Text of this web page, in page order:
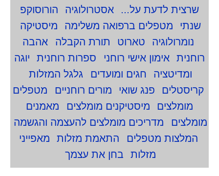
שרצית לדעת על...
אסטרולוגיה
הורוסוקפ
שנתי
מטפלים ברפואה משלימה
מיסטיקה
נומרולוגיה
טארוט תורת הקבלה
אהבה
רוחנית
אימון אישי רוחני ספרות רוחנית
יוגה
ומדיטציה
חגים ומועדים
גלגל המזלות
קריסטלים
פנג שואי מורים רוחניים
מטפלים
מומלצים
מיסטיקנים מומלצים
מאמנים
מומלצים
מדריכים מומלצים להעצמה והגשמה
המלצות מטפלים
התאמת מזלות
מאפייני
מזלות
בחן את עצמך